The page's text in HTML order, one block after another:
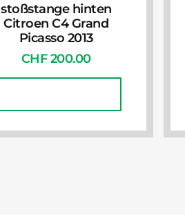
stoßstange hinten
Citroen C4 Grand
Picasso 2013
CHF200.00